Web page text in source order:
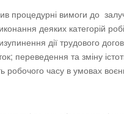
процедурні вимоги до
деяких категорій
дії трудового
переведення та зміну
робочого часу в умовах